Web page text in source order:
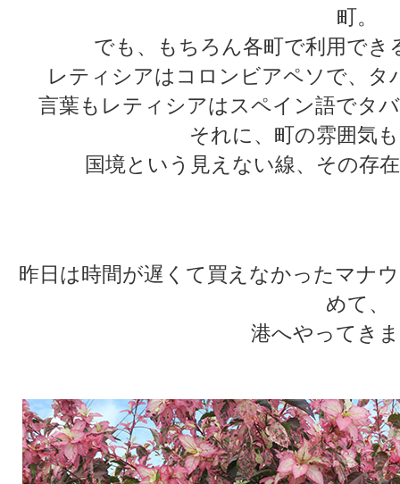
町。
でも、もちろん各町で利用でき
レティシアはコロンビアペソで、
言葉もレティシアはスペイン語でタ
それに、町の雰囲気
国境という見えない線、その存
昨日は時間が遅くて買えなかったマナ
めて、
港へやってき